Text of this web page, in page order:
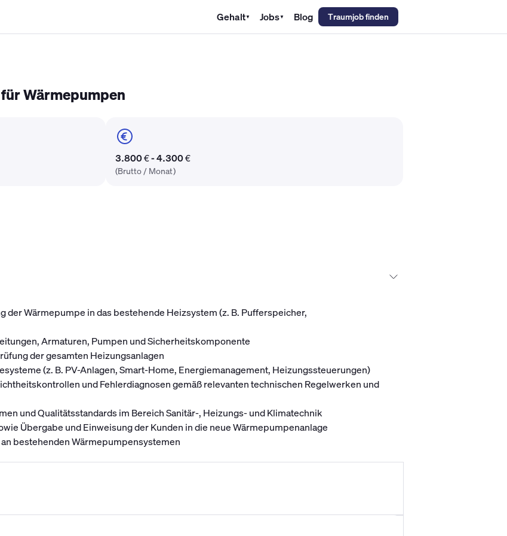
Gehalt▼ Jobs▼ Blog Traumjob finden
Wärmepumpen
3.800 € - 4.300 €
(Brutto / Monat)
Wärmepumpe in das bestehende Heizsystem (z. B. Pufferspeicher,
Armaturen, Pumpen und Sicherheitskomponente
der gesamten Heizungsanlagen
(z. B. PV-Anlagen, Smart-Home, Energiemanagement, Heizungssteuerungen)
und Fehlerdiagnosen gemäß relevanten technischen Regelwerken und
und Qualitätsstandards im Bereich Sanitär-, Heizungs- und Klimatechnik
Übergabe und Einweisung der Kunden in die neue Wärmepumpenanlage
bestehenden Wärmepumpensystemen